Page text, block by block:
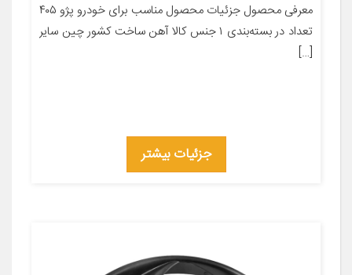
معرفی محصول جزئیات محصول مناسب برای خودرو پژو ۴۰۵
تعداد در بسته‌بندی ۱ جنس کالا آهن ساخت کشور چین سایر
[…]
جزئیات بیشتر